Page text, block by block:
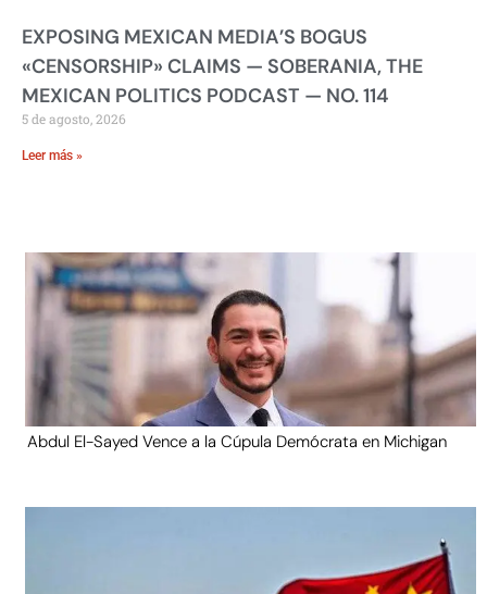
EXPOSING MEXICAN MEDIA’S BOGUS
«CENSORSHIP» CLAIMS — SOBERANIA, THE
MEXICAN POLITICS PODCAST — NO. 114
5 de agosto, 2026
Leer más »
Abdul El-Sayed Vence a la Cúpula Demócrata en Michigan